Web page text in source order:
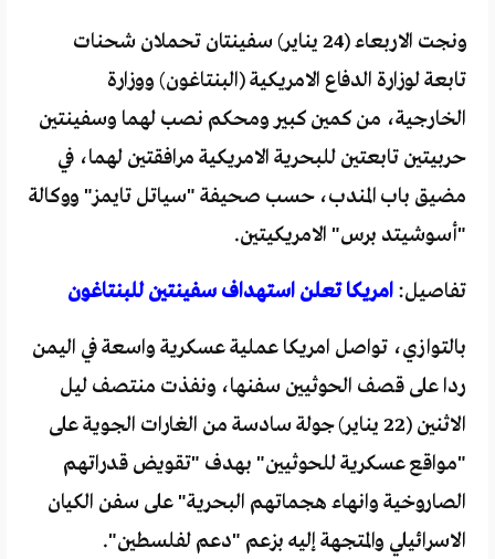
ونجت الاربعاء (24 يناير) سفينتان تحملان شحنات
تابعة لوزارة الدفاع الامريكية (البنتاغون) ووزارة
الخارجية، من كمين كبير ومحكم نصب لهما وسفينتين
حربيتين تابعتين للبحرية الامريكية مرافقتين لهما، في
مضيق باب المندب، حسب صحيفة "سياتل تايمز" ووكالة
"أسوشيتد برس" الامريكيتين.
تفاصيل: امريكا تعلن استهداف سفينتين للبنتاغون
بالتوازي، تواصل امريكا عملية عسكرية واسعة في اليمن
ردا على قصف الحوثيين سفنها، ونفذت منتصف ليل
الاثنين (22 يناير) جولة سادسة من الغارات الجوية على
"مواقع عسكرية للحوثيين" بهدف "تقويض قدراتهم
الصاروخية وانهاء هجماتهم البحرية" على سفن الكيان
الاسرائيلي والمتجهة إليه بزعم "دعم لفلسطين".